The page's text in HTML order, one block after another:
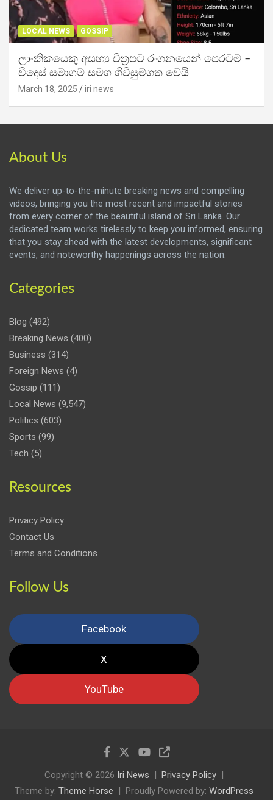
LOCAL NEWS GOSSIP
ලාංකිකයෙකු අසභ්‍ය චිත්‍රපට රංගනයෙන් පෙරටම –
විදෙස් සමාගම් සමග ගිවිසුම්ගත වෙයි
March 18, 2025 iri news
About Us
We deliver up-to-the-minute breaking news and compelling
videos, bringing you the most recent and impactful stories
from every corner of the beautiful island of Sri Lanka. Our
dedicated team works tirelessly to keep you informed, ensuring
that you stay ahead with the latest developments, significant
events, and noteworthy happenings across the nation.
Categories
Blog (492)
Breaking News (400)
Business (314)
Foreign News (4)
Gossip (111)
Local News (9,547)
Politics (603)
Sports (99)
Tech (5)
Resources
Privacy Policy
Contact Us
Terms and Conditions
Follow Us
Facebook
X
YouTube
Copyright © 2026 Iri News
Privacy Policy
Theme by: Theme Horse Proudly Powered by: WordPress